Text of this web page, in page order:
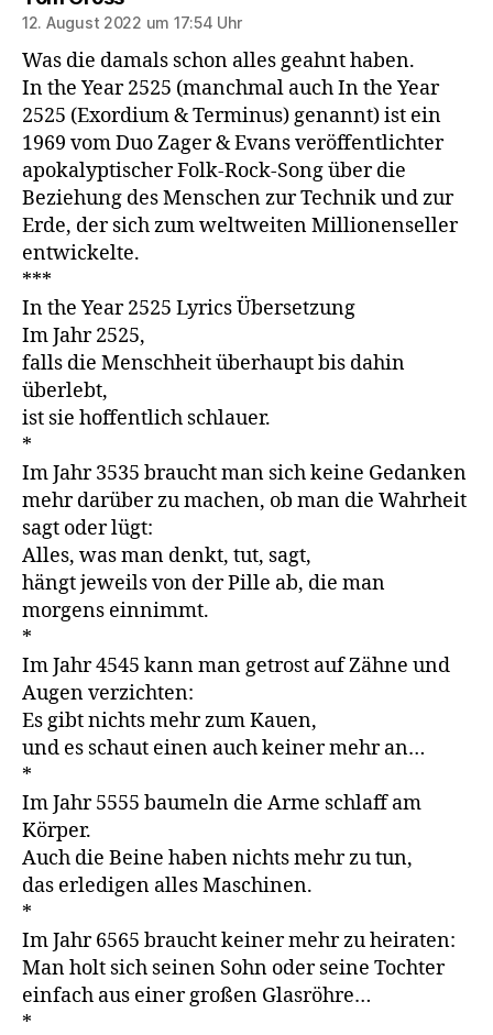
12. August 2022 um 17:54 Uhr
Was die damals schon alles geahnt haben.
In the Year 2525 (manchmal auch In the Year
2525 (Exordium & Terminus) genannt) ist ein
1969 vom Duo Zager & Evans veröffentlichter
apokalyptischer Folk-Rock-Song über die
Beziehung des Menschen zur Technik und zur
Erde, der sich zum weltweiten Millionenseller
entwickelte.
***
In the Year 2525 Lyrics Übersetzung
Im Jahr 2525,
falls die Menschheit überhaupt bis dahin
überlebt,
ist sie hoffentlich schlauer.
*
Im Jahr 3535 braucht man sich keine Gedanken
mehr darüber zu machen, ob man die Wahrheit
sagt oder lügt:
Alles, was man denkt, tut, sagt,
hängt jeweils von der Pille ab, die man
morgens einnimmt.
*
Im Jahr 4545 kann man getrost auf Zähne und
Augen verzichten:
Es gibt nichts mehr zum Kauen,
und es schaut einen auch keiner mehr an…
*
Im Jahr 5555 baumeln die Arme schlaff am
Körper.
Auch die Beine haben nichts mehr zu tun,
das erledigen alles Maschinen.
*
Im Jahr 6565 braucht keiner mehr zu heiraten:
Man holt sich seinen Sohn oder seine Tochter
einfach aus einer großen Glasröhre…
*